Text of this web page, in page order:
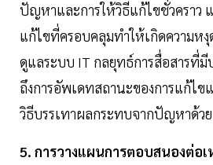
ปัญหาและการให้วิธีแก้ไขชั่วคราว
แก้ไขที่ครอบคลุมทำให้เกิดความห
ดูแลระบบ IT กลยุทธ์การสื่อสารที่มี
ถึงการอัพเดทสถานะของการแก้ไข
วิธีบรรเทาผลกระทบจากปัญหาด้วย
5. การวางแผนการตอบสนองต่อ